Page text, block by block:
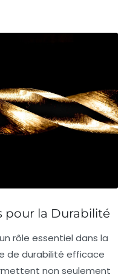
pour la Durabilité
rôle essentiel dans la
de durabilité efficace
non seulement